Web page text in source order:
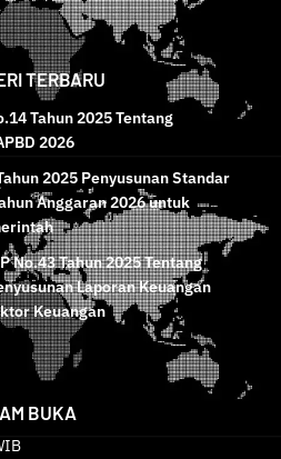
TERBARU
Tahun 2025 Tentang
2026
2025 Penyusunan Standar
Anggaran 2026 untuk
No.43 Tahun 2025 Tentang
Laporan Keuangan
Keuangan
BUKA